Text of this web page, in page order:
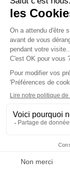
RAC54080
3,10 €HT
Prix netPRO
Outil